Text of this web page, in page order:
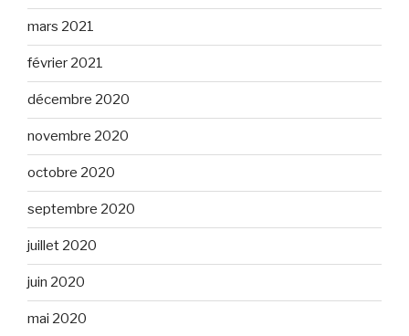
mars 2021
février 2021
décembre 2020
novembre 2020
octobre 2020
septembre 2020
juillet 2020
juin 2020
mai 2020